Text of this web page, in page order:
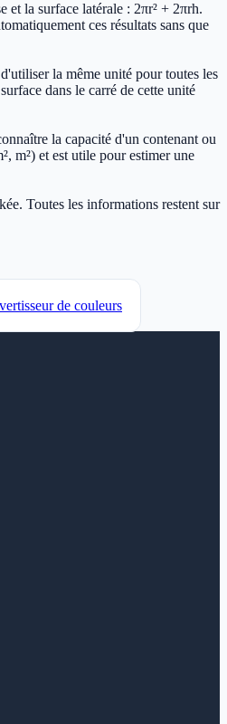
et la surface latérale : 2πr² + 2πrh.
ces résultats sans que
la même unité pour toutes les
dans le carré de cette unité
la capacité d'un contenant ou
m²) et est utile pour estimer une
Toutes les informations restent sur
de couleurs